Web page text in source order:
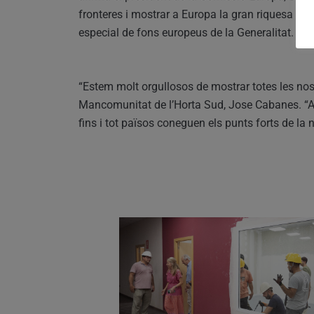
fronteres i mostrar a Europa la gran riquesa
especial de fons europeus de la Generalitat.
“Estem molt orgullosos de mostrar totes les
Mancomunitat de l’Horta Sud, Jose Cabanes.
fins i tot països coneguen els punts forts de la